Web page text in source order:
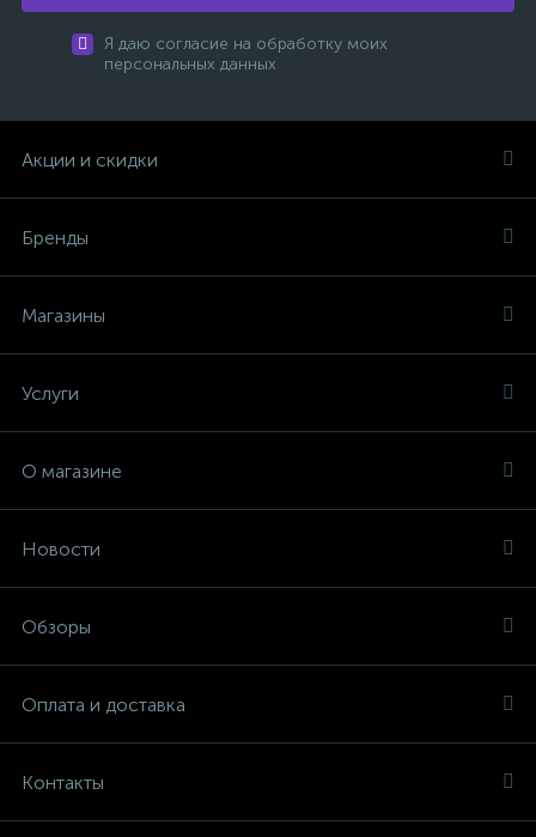
Я даю согласие на обработку моих
персональных данных
Акции и скидки
Бренды
Магазины
Услуги
О магазине
Новости
Обзоры
Оплата и доставка
Контакты